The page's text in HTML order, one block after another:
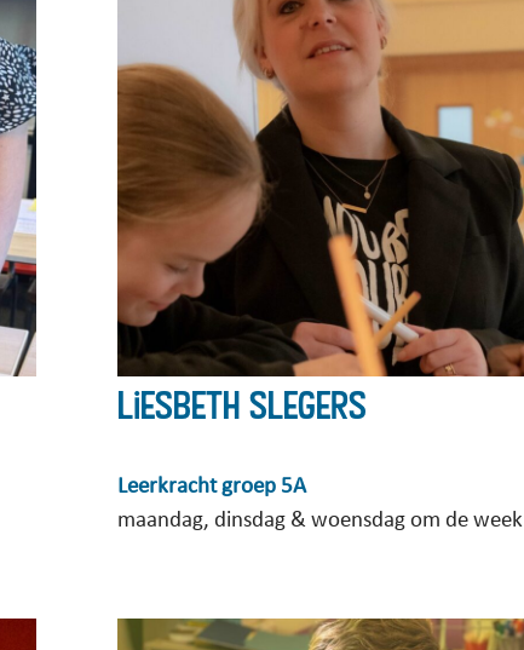
Liesbeth Slegers
Leerkracht groep 5A
maandag, dinsdag & woensdag om de week